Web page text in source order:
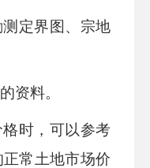
测定界图、宗地
资料。
时，可以参考
常土地市场价